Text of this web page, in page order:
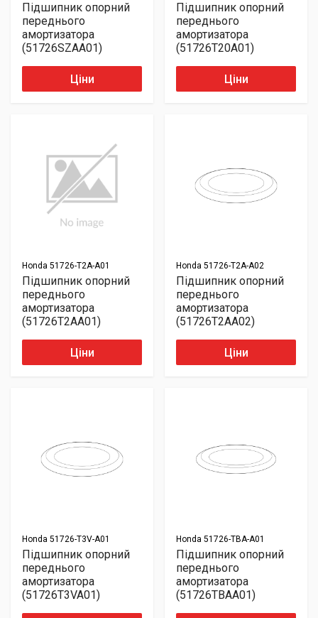
Підшипник опорний
переднього
амортизатора
(51726SZAA01)
Ціни
Підшипник опорний
переднього
амортизатора
(51726T20A01)
Ціни
Honda 51726-T2A-A01
Підшипник опорний
переднього
амортизатора
(51726T2AA01)
Ціни
Honda 51726-T2A-A02
Підшипник опорний
переднього
амортизатора
(51726T2AA02)
Ціни
Honda 51726-T3V-A01
Підшипник опорний
переднього
амортизатора
(51726T3VA01)
Honda 51726-TBA-A01
Підшипник опорний
переднього
амортизатора
(51726TBAA01)